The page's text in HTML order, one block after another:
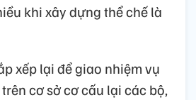
khi xây dựng thể chế là
xếp lại để giao nhiệm vụ
cơ sở cơ cấu lại các bộ,